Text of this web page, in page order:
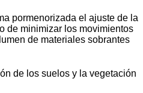
pormenorizada el ajuste de la
de minimizar los movimientos
de materiales sobrantes
de los suelos y la vegetación